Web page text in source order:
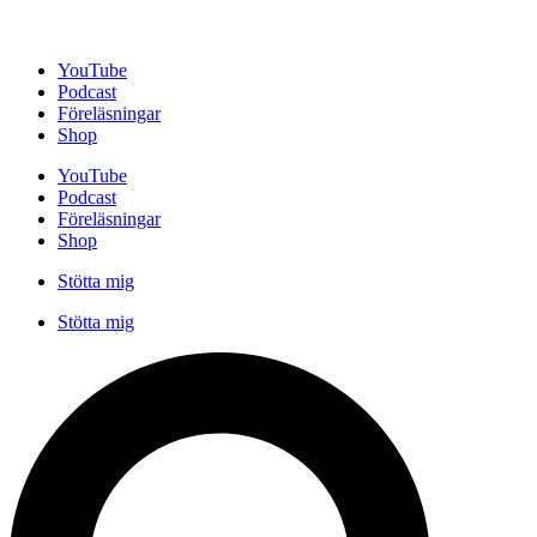
innehållYouTube
Podcast
Föreläsningar
Shop
YouTube
Podcast
Föreläsningar
Shop
Stötta mig
Stötta mig